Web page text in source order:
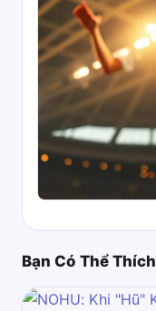
Bạn Có Thể Thích